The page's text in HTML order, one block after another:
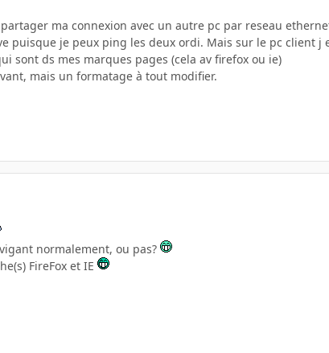
ma connexion avec un autre pc par reseau
puisque je peux ping les deux ordi. Mais sur le pc client
sont ds mes marques pages (cela av firefox ou ie)
mais un formatage à tout modifier.
normalement, ou pas?
FireFox et IE